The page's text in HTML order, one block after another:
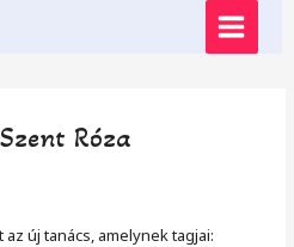
MAIN
Róza
új tanács, amelynek tagjai: